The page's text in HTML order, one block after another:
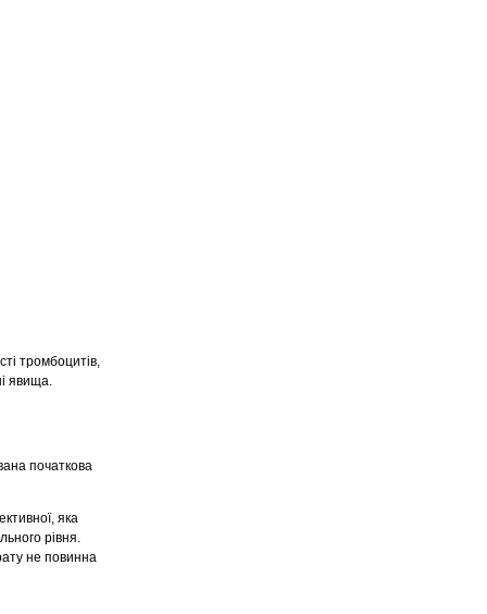
тромбоцитів,
явища.
початкова
яка
рівня.
не повинна